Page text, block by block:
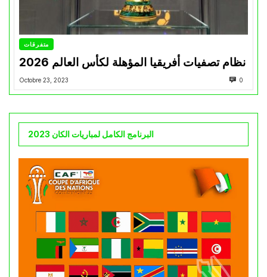
متفرقات
نظام تصفيات أفريقيا المؤهلة لكأس العالم 2026
Octobre 23, 2023 0
البرنامج الكامل لمباريات الكان 2023